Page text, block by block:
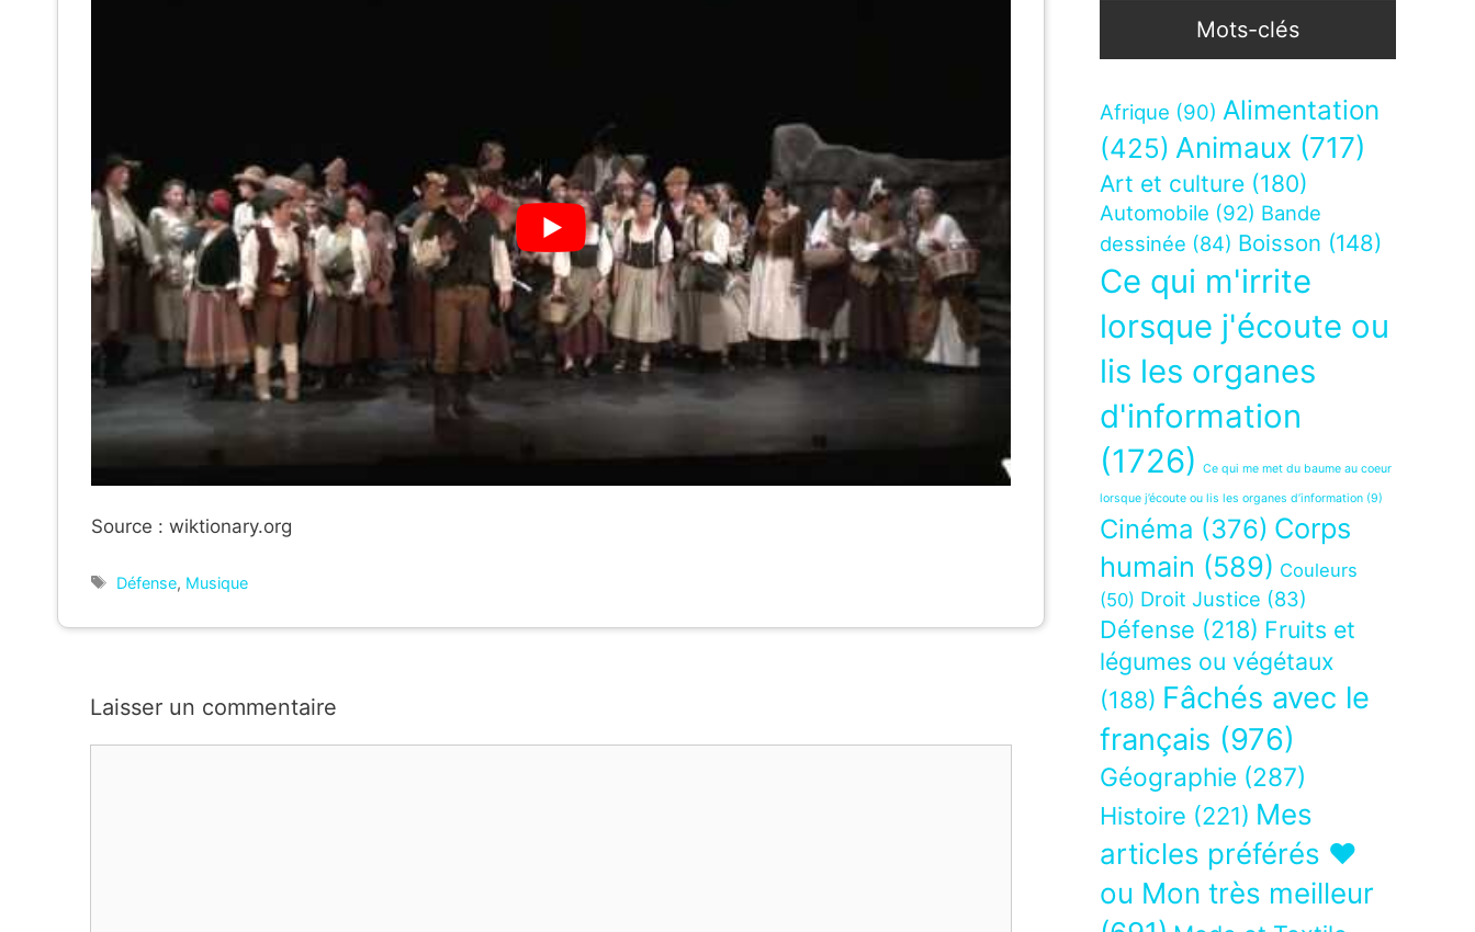
Source : wiktionary.org
Étiquettes
Défense, Musique
Laisser un commentaire
Mots-clés
Afrique (90) Alimentation
(425) Animaux (717)
Art et culture (180)
Automobile (92) Bande
dessinée (84) Boisson (148)
Ce qui m'irrite
lorsque j'écoute ou
lis les organes
d'information
(1726)
Ce qui me met du baume au coeur
lorsque j’écoute ou lis les organes d’information (9)
Cinéma (376) Corps
humain (589) Couleurs
(50) Droit Justice (83)
Défense (218) Fruits et
légumes ou végétaux
(188) Fâchés avec le
français (976)
Géographie (287)
Histoire (221) Mes
articles préférés ❤
ou Mon très meilleur